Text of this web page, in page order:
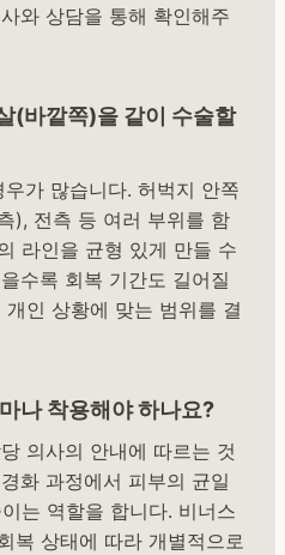
와 상담을 통해 확인해주
(바깥쪽)을 같이 수술할
가 많습니다. 허벅지 안쪽
), 전측 등 여러 부위를 함
라인을 균형 있게 만들 수
수록 회복 기간도 길어질
인 상황에 맞는 범위를 결
나 착용해야 하나요?
의사의 안내에 따르는 것
화 과정에서 피부의 균일
는 역할을 합니다. 비너스
복 상태에 따라 개별적으로